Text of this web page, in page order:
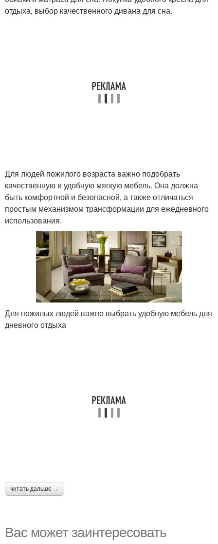
отдыха, выбор качественного дивана для сна.
Для людей пожилого возраста важно подобрать
качественную и удобную мягкую мебель. Она должна
быть комфортной и безопасной, а также отличаться
простым механизмом трансформации для ежедневного
использования.
Для пожилых людей важно выбрать удобную мебель для
дневного отдыха
читать дальше →
Вас может заинтересовать